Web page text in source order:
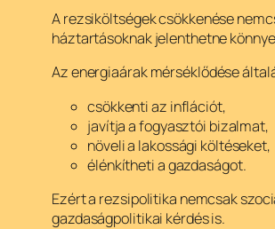
A rezsiköltségek csökkenése
háztartásoknak jelenthetne
Az energiaárak mérséklődése
csökkenti az inflációt,
javítja a fogyasztói bizalmat,
növeli a lakossági költéseket,
élénkítheti a gazdaságot.
Ezért a rezsipolitika nemcsak
gazdaságpolitikai kérdés is.